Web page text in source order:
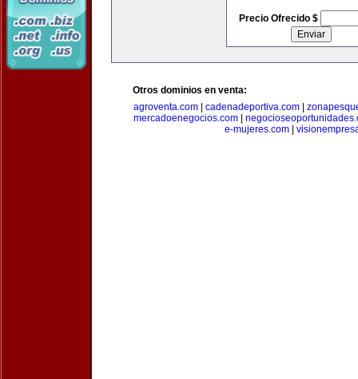
Precio Ofrecido $
Otros dominios en venta:
agroventa.com
cadenadeportiva.com
mercadoenegocios.com
e-mujeres.com